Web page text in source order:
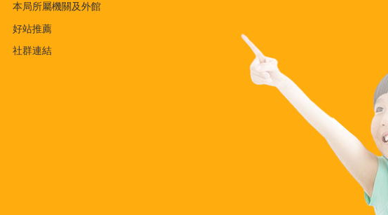
本局所屬機關及外館
好站推薦
社群連結